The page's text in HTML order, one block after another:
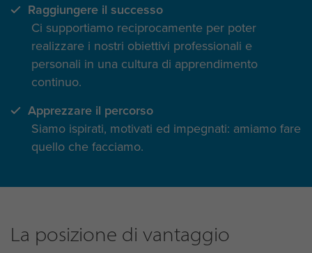
Raggiungere il successo
Ci supportiamo reciprocamente per poter
realizzare i nostri obiettivi professionali e
personali in una cultura di apprendimento
continuo.
Apprezzare il percorso
Siamo ispirati, motivati ed impegnati: amiamo fare
quello che facciamo.
La posizione di vantaggio